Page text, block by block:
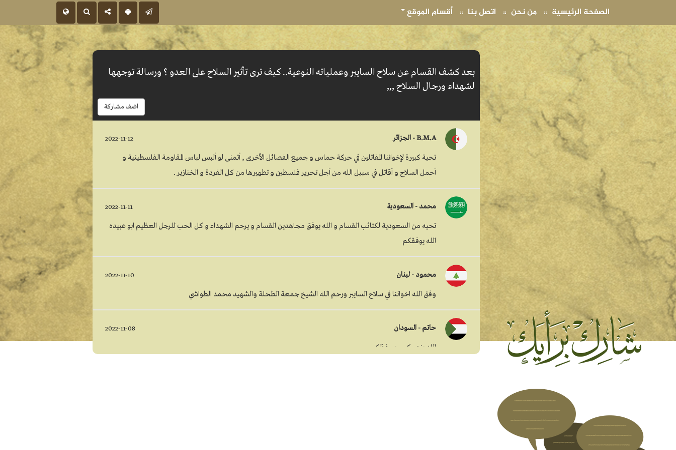
الصفحة الرئيسية من نحن
(current) اتصل بنا أقسام الموقع
بعد كشف القسام عن سلاح السايبر وعملياته النوعية.. كيف ترى تأثير السلاح على العدو ؟ ورسالة توجهها
لشهداء ورجال السلاح ,,,
اضف مشاركة
B.M.A - الجزائر 2022-11-12
تحية كبيرة لإخواننا المقاتلين في حركة حماس و جميع الفصائل الأخرى , أتمنى لو ألبس لباس المقاومة الفلسطينية و
أحمل السلاح و أقاتل في سبيل الله من أجل تحرير فلسطين و تطهيرها من كل القردة و الخنازير .
محمد - السعودية 2022-11-11
تحيه من السعودية لكتائب القسام و الله يوفق مجاهدين القسام و يرحم الشهداء و كل الحب للرجل العظيم ابو عبيده
الله يوفقكم
محمود - لبنان 2022-11-10
وفق الله اخواننا في سلاح السايبر ورحم الله الشيخ جمعة الطحلة والشهيد محمد الطواشي
حاتم - السودان 2022-11-08
الله ينصركم ويحفظكم